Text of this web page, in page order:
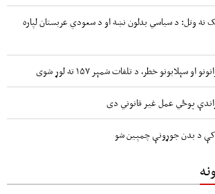
نه وتل: د سیاسي بدلون نښه او د سعودي عربستان لپاره
سېلابونو خطر، د تلفات شمېر ۱۵۷ ته لوړ شوی
پوځي عمل غیر قانوني دی
د بدن جوړونې چمپین شو